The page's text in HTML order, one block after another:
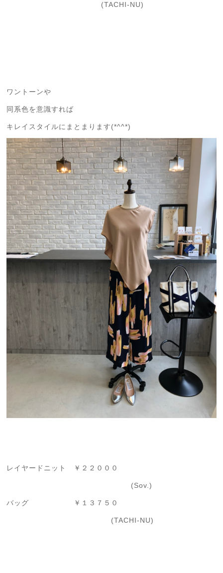
(TACHI-NU)
ワントーンや
同系色を意識すれば
キレイスタイルにまとまります(*^^*)
レイヤードニット ￥２２０００
(Sov.)
バッグ ￥１３７５０
(TACHI-NU)